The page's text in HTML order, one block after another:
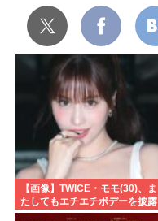
【画像】TWICE・モモ(30)、ま
たしてもエチエチボデーを披露
www